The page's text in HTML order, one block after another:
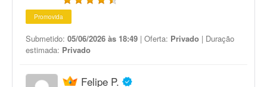
Promovida
Submetido: 05/06/2026 às 18:49 | Oferta: Privado | Duração
estimada: Privado
Felipe P.